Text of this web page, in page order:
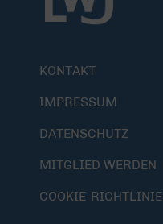
KONTAKT
IMPRESSUM
DATENSCHUTZ
MITGLIED WERDEN
COOKIE-RICHTLINIE